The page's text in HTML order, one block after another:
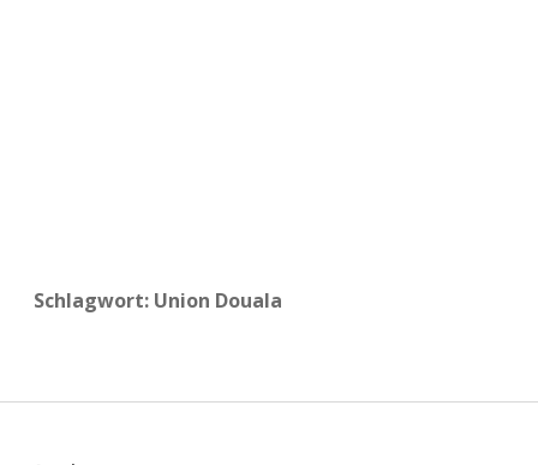
Schlagwort: Union Douala